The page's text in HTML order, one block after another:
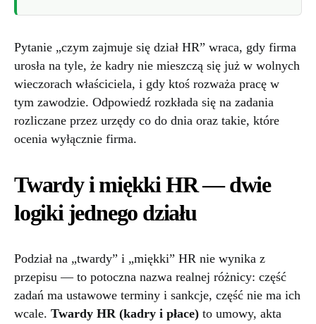
Pytanie „czym zajmuje się dział HR” wraca, gdy firma
urosła na tyle, że kadry nie mieszczą się już w wolnych
wieczorach właściciela, i gdy ktoś rozważa pracę w
tym zawodzie. Odpowiedź rozkłada się na zadania
rozliczane przez urzędy co do dnia oraz takie, które
ocenia wyłącznie firma.
Twardy i miękki HR — dwie
logiki jednego działu
Podział na „twardy” i „miękki” HR nie wynika z
przepisu — to potoczna nazwa realnej różnicy: część
zadań ma ustawowe terminy i sankcje, część nie ma ich
wcale. Twardy HR (kadry i płace) to umowy, akta